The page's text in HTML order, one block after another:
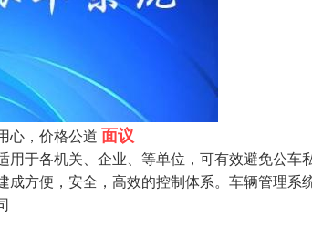
心，价格公道 面议
用于各机关、企业、等单位，可有效避免公
成方便，安全，高效的控制体系。车辆管理